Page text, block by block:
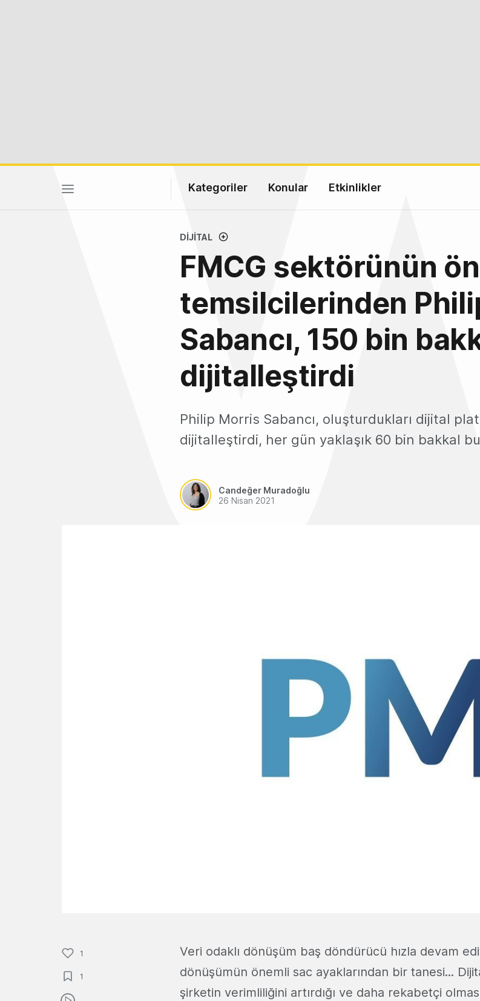
Kategoriler Konular Etkinlikler
DIJITAL
FMCG sektörünün
temsilcilerinden
Sabancı, 150 bin
dijitalleştirdi
Philip Morris Sabancı, oluşturdukları dijital
dijitalleştirdi, her gün yaklaşık 60 bin bakkal
Candeğer Muradoğlu
26 Nisan 2021
1
1
Veri odaklı dönüşüm baş döndürücü hızla devam
dönüşümün önemli sac ayaklarından bir tanesi...
şirketin verimliliğini artırdığı ve daha rekabetçi